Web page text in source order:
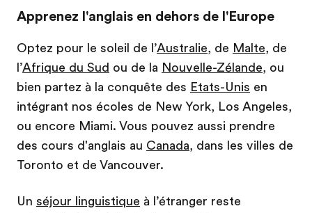
Apprenez l'anglais en dehors de l'Europe
Optez pour le soleil de l’Australie, de Malte, de
l’Afrique du Sud ou de la Nouvelle-Zélande, ou
bien partez à la conquête des Etats-Unis en
intégrant nos écoles de New York, Los Angeles,
ou encore Miami. Vous pouvez aussi prendre
des cours d'anglais au Canada, dans les villes de
Toronto et de Vancouver.
Un séjour linguistique à l’étranger reste